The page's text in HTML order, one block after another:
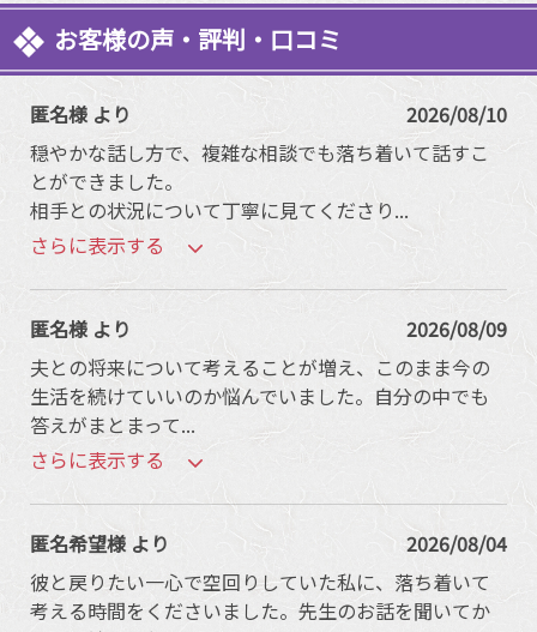
お客様の声・評判・口コミ
匿名様 より
2026/08/10
穏やかな話し方で、複雑な相談でも落ち着いて話すこ
とができました。
相手との状況について丁寧に見てくださり...
さらに表示する
匿名様 より
2026/08/09
夫との将来について考えることが増え、このまま今の
生活を続けていいのか悩んでいました。自分の中でも
答えがまとまって...
さらに表示する
匿名希望様 より
2026/08/04
彼と戻りたい一心で空回りしていた私に、落ち着いて
考える時間をくださいました。先生のお話を聞いてか